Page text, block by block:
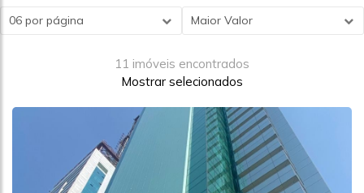
Maior Valor
06 por página
11 imóveis encontrados
Mostrar selecionados